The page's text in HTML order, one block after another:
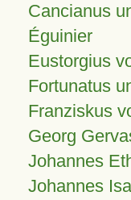
Cancianus
Éguinier
Eustorgius
Fortunatus
Franziskus
Georg
Johannes
Johannes